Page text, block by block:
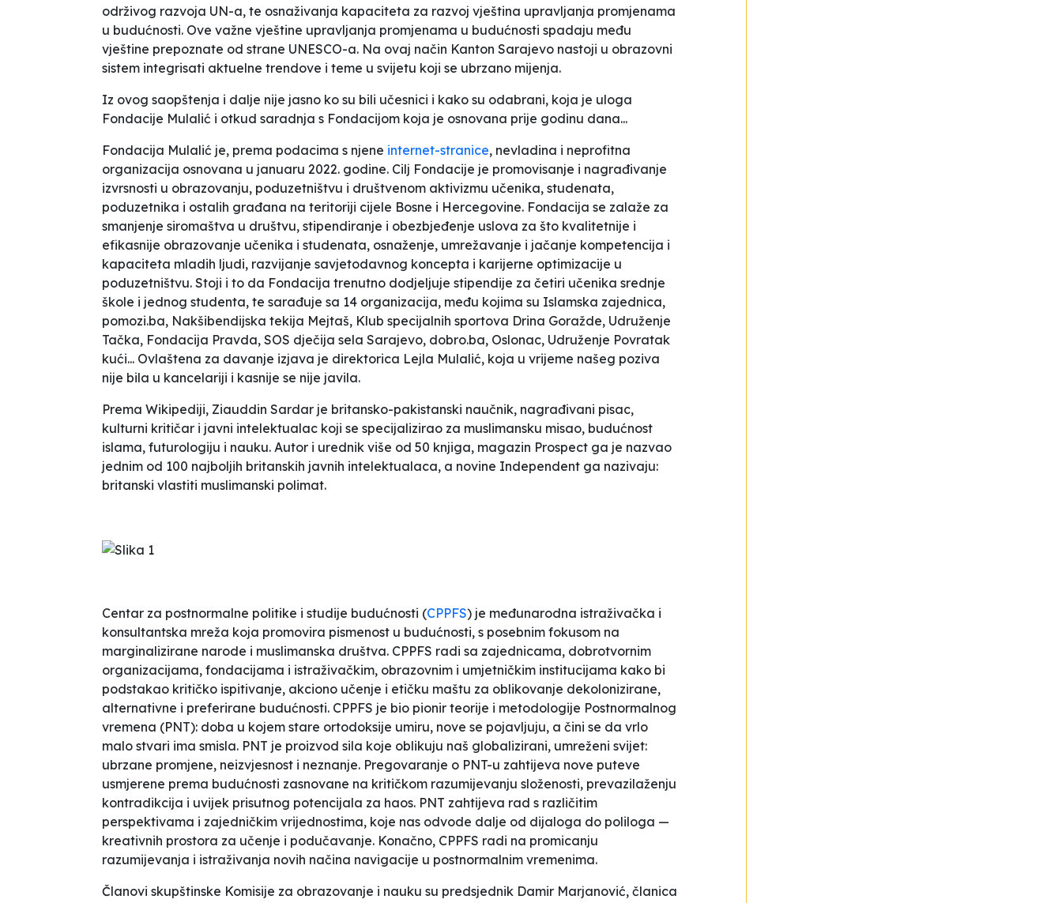
održivog razvoja UN-a, te osnaživanja kapaciteta za razvoj vještina upravljanja promjenama
u budućnosti. Ove važne vještine upravljanja promjenama u budućnosti spadaju među
vještine prepoznate od strane UNESCO-a. Na ovaj način Kanton Sarajevo nastoji u obrazovni
sistem integrisati aktuelne trendove i teme u svijetu koji se ubrzano mijenja.
Iz ovog saopštenja i dalje nije jasno ko su bili učesnici i kako su odabrani, koja je uloga
Fondacije Mulalić i otkud saradnja s Fondacijom koja je osnovana prije godinu dana...
Fondacija Mulalić je, prema podacima s njene internet-stranice, nevladina i neprofitna
organizacija osnovana u januaru 2022. godine. Cilj Fondacije je promovisanje i nagrađivanje
izvrsnosti u obrazovanju, poduzetništvu i društvenom aktivizmu učenika, studenata,
poduzetnika i ostalih građana na teritoriji cijele Bosne i Hercegovine. Fondacija se zalaže za
smanjenje siromaštva u društvu, stipendiranje i obezbjeđenje uslova za što kvalitetnije i
efikasnije obrazovanje učenika i studenata, osnaženje, umrežavanje i jačanje kompetencija i
kapaciteta mladih ljudi, razvijanje savjetodavnog koncepta i karijerne optimizacije u
poduzetništvu. Stoji i to da Fondacija trenutno dodjeljuje stipendije za četiri učenika srednje
škole i jednog studenta, te sarađuje sa 14 organizacija, među kojima su Islamska zajednica,
pomozi.ba, Nakšibendijska tekija Mejtaš, Klub specijalnih sportova Drina Goražde, Udruženje
Tačka, Fondacija Pravda, SOS dječija sela Sarajevo, dobro.ba, Oslonac, Udruženje Povratak
kući... Ovlaštena za davanje izjava je direktorica Lejla Mulalić, koja u vrijeme našeg poziva
nije bila u kancelariji i kasnije se nije javila.
Prema Wikipediji, Ziauddin Sardar je britansko-pakistanski naučnik, nagrađivani pisac,
kulturni kritičar i javni intelektualac koji se specijalizirao za muslimansku misao, budućnost
islama, futurologiju i nauku. Autor i urednik više od 50 knjiga, magazin Prospect ga je nazvao
jednim od 100 najboljih britanskih javnih intelektualaca, a novine Independent ga nazivaju:
britanski vlastiti muslimanski polimat.
Centar za postnormalne politike i studije budućnosti (CPPFS) je međunarodna istraživačka i
konsultantska mreža koja promovira pismenost u budućnosti, s posebnim fokusom na
marginalizirane narode i muslimanska društva. CPPFS radi sa zajednicama, dobrotvornim
organizacijama, fondacijama i istraživačkim, obrazovnim i umjetničkim institucijama kako bi
podstakao kritičko ispitivanje, akciono učenje i etičku maštu za oblikovanje dekolonizirane,
alternativne i preferirane budućnosti. CPPFS je bio pionir teorije i metodologije Postnormalnog
vremena (PNT): doba u kojem stare ortodoksije umiru, nove se pojavljuju, a čini se da vrlo
malo stvari ima smisla. PNT je proizvod sila koje oblikuju naš globalizirani, umreženi svijet:
ubrzane promjene, neizvjesnost i neznanje. Pregovaranje o PNT-u zahtijeva nove puteve
usmjerene prema budućnosti zasnovane na kritičkom razumijevanju složenosti, prevazilaženju
kontradikcija i uvijek prisutnog potencijala za haos. PNT zahtijeva rad s različitim
perspektivama i zajedničkim vrijednostima, koje nas odvode dalje od dijaloga do poliloga —
kreativnih prostora za učenje i podučavanje. Konačno, CPPFS radi na promicanju
razumijevanja i istraživanja novih načina navigacije u postnormalnim vremenima.
Članovi skupštinske Komisije za obrazovanje i nauku su predsjednik Damir Marjanović, članica